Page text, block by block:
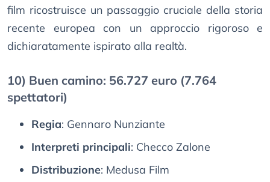
film ricostruisce un passaggio cruciale della storia
recente europea con un approccio rigoroso e
dichiaratamente ispirato alla realtà.
10) Buen camino: 56.727 euro (7.764
spettatori)
Regia: Gennaro Nunziante
Interpreti principali: Checco Zalone
Distribuzione: Medusa Film